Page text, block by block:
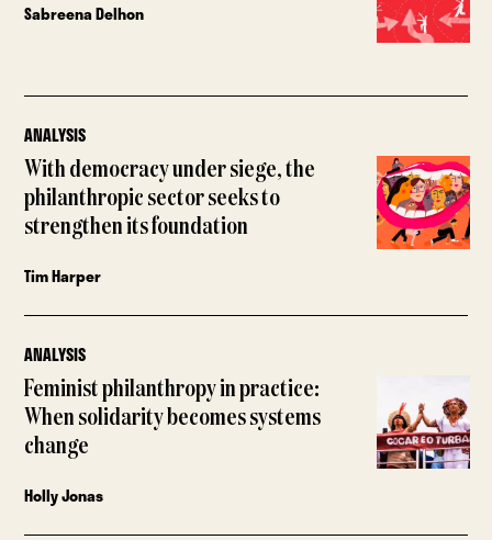
Sabreena Delhon
ANALYSIS
With democracy under siege, the
philanthropic sector seeks to
strengthen its foundation
Tim Harper
ANALYSIS
Feminist philanthropy in practice:
When solidarity becomes systems
change
Holly Jonas